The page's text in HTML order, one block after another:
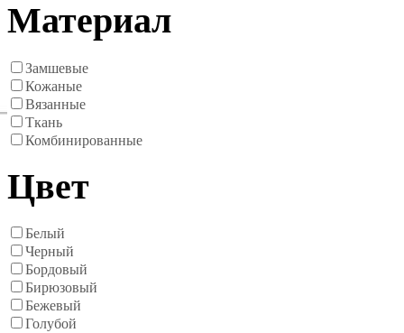
Материал
Замшевые
Кожаные
Вязанные
Ткань
Комбинированные
Цвет
Белый
Черный
Бордовый
Бирюзовый
Бежевый
Голубой